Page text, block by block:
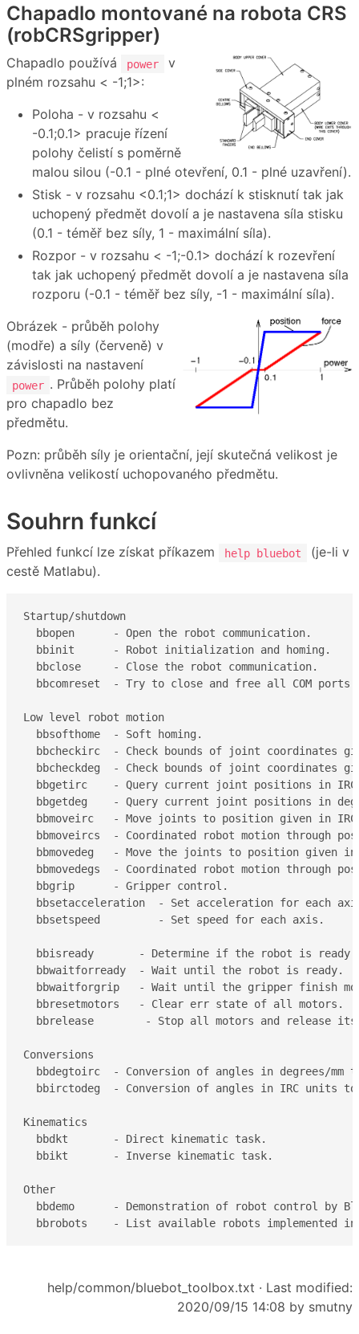
Chapadlo montované na robota CRS
(robCRSgripper)
Chapadlo používá power
v
plném rozsahu < -1;1>:
Poloha - v rozsahu <
-0.1;0.1> pracuje řízení
polohy čelistí s poměrně
malou silou (-0.1 - plné otevření, 0.1 - plné uzavření).
Stisk - v rozsahu <0.1;1> dochází k stisknutí tak jak
uchopený předmět dovolí a je nastavena síla stisku
(0.1 - téměř bez síly, 1 - maximální síla).
Rozpor - v rozsahu < -1;-0.1> dochází k rozevření
tak jak uchopený předmět dovolí a je nastavena síla
rozporu (-0.1 - téměř bez síly, -1 - maximální síla).
Obrázek - průběh polohy
(modře) a síly (červeně) v
závislosti na nastavení
power . Průběh polohy platí
pro chapadlo bez
předmětu.
Pozn: průběh síly je orientační, její skutečná velikost je
ovlivněna velikostí uchopovaného předmětu.
Souhrn funkcí
Přehled funkcí lze získat příkazem help bluebot
(je-li v
cestě Matlabu).
Startup/shutdown
  bbopen      - Open the robot communication.
  bbinit      - Robot initialization and homing.
  bbclose     - Close the robot communication.
bbcomreset  - Try to close and free all COM ports
Low level robot motion
  bbsofthome  - Soft homing.
bbcheckirc  - Check bounds of joint coordinates
bbcheckdeg  - Check bounds of joint coordinates
bbgetirc    - Query current joint positions in
bbgetdeg    - Query current joint positions in
bbmoveirc   - Move joints to position given in
bbmoveircs  - Coordinated robot motion through
bbmovedeg   - Move the joints to position given
bbmovedegs  - Coordinated robot motion through
  bbgrip      - Gripper control.
bbsetacceleration  - Set acceleration for each
  bbsetspeed         - Set speed for each axis.
  bbisready       - Determine if the robot is ready.
  bbwaitforready  - Wait until the robot is ready.
bbwaitforgrip   - Wait until the gripper finish
  bbresetmotors   - Clear err state of all motors.
bbrelease        - Stop all motors and release
Conversions
bbdegtoirc  - Conversion of angles in degrees/mm
bbirctodeg  - Conversion of angles in IRC units
Kinematics
  bbdkt       - Direct kinematic task.
  bbikt       - Inverse kinematic task.
Other
bbdemo      - Demonstration of robot control by
help/common/bluebot_toolbox.txt · Last modified:
2020/09/15 14:08 by smutny